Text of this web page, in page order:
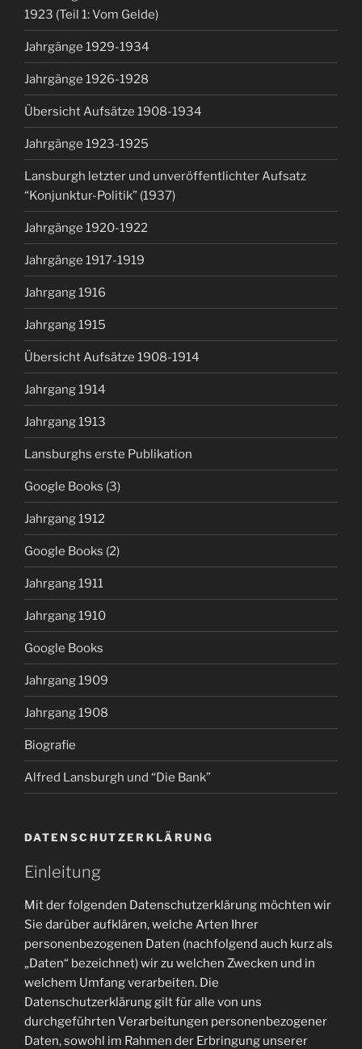
1923 (Teil 1: Vom Gelde)
Jahrgänge 1929-1934
Jahrgänge 1926-1928
Übersicht Aufsätze 1908-1934
Jahrgänge 1923-1925
Lansburgh letzter und unveröffentlichter Aufsatz
“Konjunktur-Politik” (1937)
Jahrgänge 1920-1922
Jahrgänge 1917-1919
Jahrgang 1916
Jahrgang 1915
Übersicht Aufsätze 1908-1914
Jahrgang 1914
Jahrgang 1913
Lansburghs erste Publikation
Google Books (3)
Jahrgang 1912
Google Books (2)
Jahrgang 1911
Jahrgang 1910
Google Books
Jahrgang 1909
Jahrgang 1908
Biografie
Alfred Lansburgh und “Die Bank”
DATENSCHUTZERKLÄRUNG
Einleitung
Mit der folgenden Datenschutzerklärung möchten wir
Sie darüber aufklären, welche Arten Ihrer
personenbezogenen Daten (nachfolgend auch kurz als
„Daten“ bezeichnet) wir zu welchen Zwecken und in
welchem Umfang verarbeiten. Die
Datenschutzerklärung gilt für alle von uns
durchgeführten Verarbeitungen personenbezogener
Daten, sowohl im Rahmen der Erbringung unserer